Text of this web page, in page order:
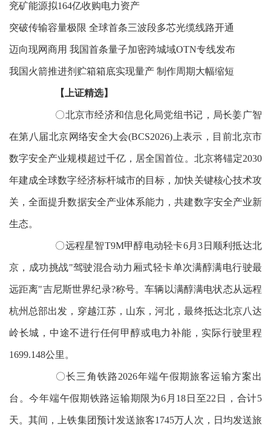
兖矿能源拟164亿收购电力资产
突破传输容量极限 全球首条三波段多芯光缆线路开通
迈向现网商用 我国首条量子加密跨城域OTN专线发布
我国火箭推进剂贮箱箱底实现量产 制作周期大幅缩短
【上证精选】
〇北京市经济和信息化局党组书记，局长姜广智
在第八届北京网络安全大会(BCS2026)上表示，目前北京市
数字安全产业规模超过千亿，居全国首位。北京将锚定2030
年建成全球数字经济标杆城市的目标，加快关键核心技术攻
关，全面提升数据安全产业体系能力，共建数字安全产业新
生态。
〇远程星智T9M甲醇电动轻卡6月3日顺利抵达北
京，成功挑战"驾驶混合动力厢式轻卡单次满醇满电行驶最
远距离"吉尼斯世界纪录?称号。车辆以满醇满电状态从远程
杭州总部出发，穿越江苏，山东，河北，最终抵达北京八达
岭长城，中途不进行任何甲醇或电力补能，实际行驶里程
1699.148公里。
〇长三角铁路2026年端午假期旅客运输方案出
台。今年端午假期铁路运输期限为6月18日至22日，合计5
天。其间，上铁集团预计发送旅客1745万人次，日均发送旅